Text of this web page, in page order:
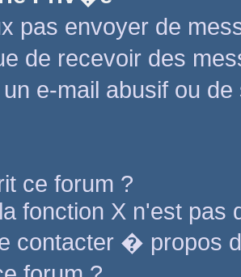
pas envoyer de
de recevoir des
e-mail abusif ou de
ce forum ?
fonction X n'est pas
contacter � propos